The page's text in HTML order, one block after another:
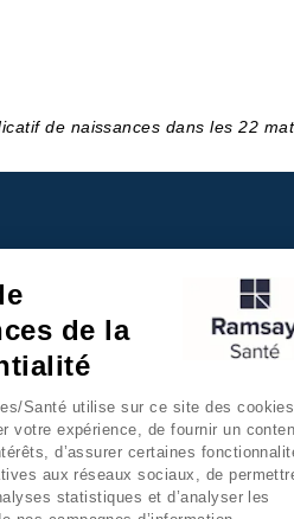
de naissances dans les 22
en ligne
sur les réseaux sociaux
de la
Santé utilise sur ce site des
votre expérience, de fournir un
d’assurer certaines
aux réseaux sociaux, de
statistiques et d’analyser les